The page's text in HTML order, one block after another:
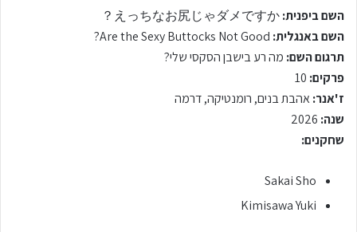
השם ביפנית:
השם באנגלית: Are the Sexy Buttocks Not Good?
תרגום השם: מה רע בישבן הסקסי שלי?
פרקים: 10
ז'אנר:אהבת בנים, רומנטיקה, דרמה
שנה: 2026
שחקנים:
Sakai Sho
Kimisawa Yuki